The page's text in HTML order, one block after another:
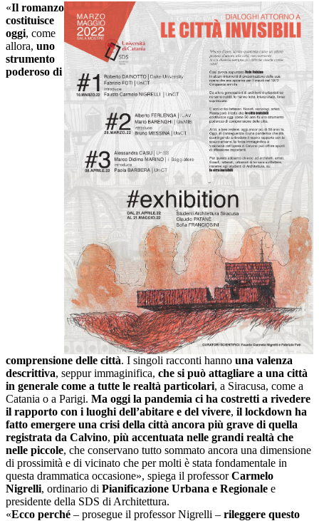
«Il romanzo
costituisce
oggi, come
allora, uno
strumento
poderoso di
comprensione delle città. I singoli racconti hanno una valenza
descrittiva, seppur immaginifica, che si può attagliare a una città
in generale come a tutte le realtà particolari, a Siracusa, come a
Catania o a Parigi. Ma oggi la pandemia ci ha costretti a rivedere
il rapporto con i luoghi dell’abitare e del vivere, il lockdown ha
fatto emergere una crisi della città ancora più grave di quella
registrata da Calvino, più accentuata nelle grandi realtà che
nelle piccole, che conservano tutto sommato ancora una dimensione
di prossimità e di vicinato che per molti è stata fondamentale in
questa drammatica occasione», spiega il professorCarmelo
Nigrelli, ordinario di Pianificazione Urbana e Regionale e
presidente della SDS di Architettura.
«Ecco perché – prosegue il professor Nigrelli – rileggere questo